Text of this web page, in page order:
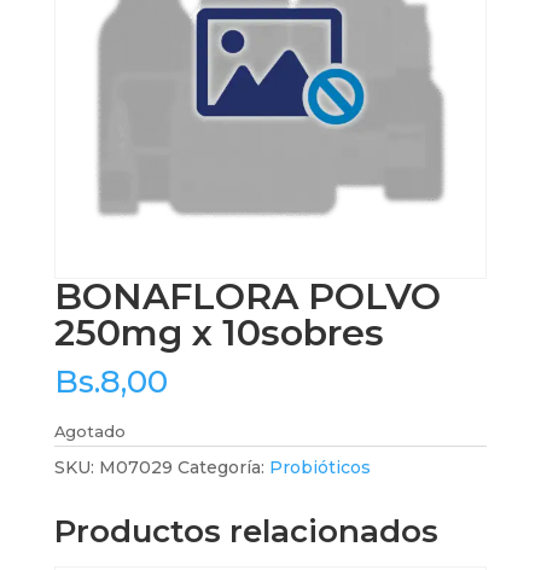
BONAFLORA POLVO
250mg x 10sobres
Bs.8,00
Agotado
SKU: M07029 Categoría: Probióticos
Productos relacionados